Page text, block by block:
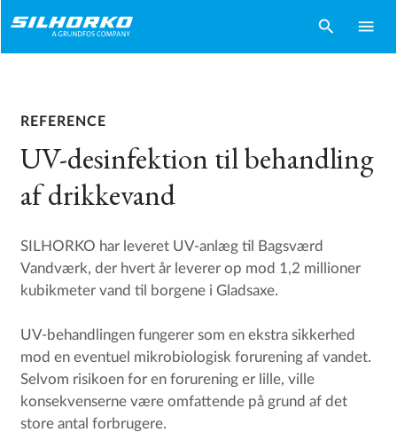
search menu
REFERENCE
UV-desinfektion til behandling
af drikkevand
SILHORKO har leveret UV-anlæg til Bagsværd
Vandværk, der hvert år leverer op mod 1,2 millioner
kubikmeter vand til borgene i Gladsaxe.
UV-behandlingen fungerer som en ekstra sikkerhed
mod en eventuel mikrobiologisk forurening af vandet.
Selvom risikoen for en forurening er lille, ville
konsekvenserne være omfattende på grund af det
store antal forbrugere.